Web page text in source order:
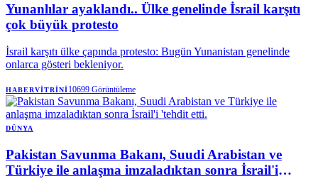
Yunanlılar ayaklandı.. Ülke genelinde İsrail karşıtı
çok büyük protesto
İsrail karşıtı ülke çapında protesto: Bugün Yunanistan genelinde
onlarca gösteri bekleniyor.
HABERVITRINI10699 Görüntüleme
DÜNYA
Pakistan Savunma Bakanı, Suudi Arabistan ve
Türkiye ile anlaşma imzaladıktan sonra İsrail'i